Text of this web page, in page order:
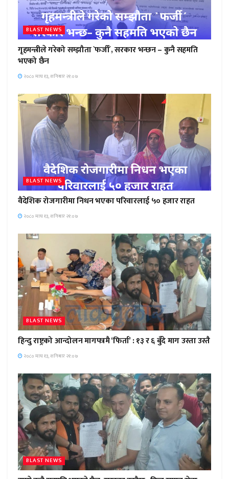
BLAST NEWS
गृहमन्त्रीले गरेको सम्झौता `फर्जी´, सरकार भन्छन – कुनै सहमति
भएको छैन
२०८० माघ १३, शनिबार २१:०७
BLAST NEWS
वैदेशिक रोजगारीमा निधन भएका परिवारलाई ५० हजार राहत
२०८० माघ १३, शनिबार २१:०७
BLAST NEWS
हिन्दु राष्ट्रको आन्दोलन मागपत्रमै ‘फिर्ता’ : १३ र ६ बुँदे माग उस्ता उस्तै
२०८० माघ १३, शनिबार २१:०७
BLAST NEWS